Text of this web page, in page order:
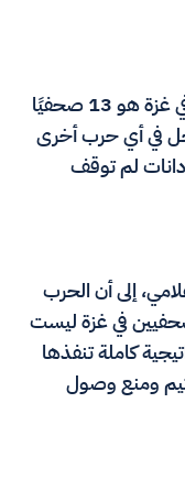
المتوسط الشهري لضحايا الصحفيين في غزة هو 13 صحفيًا
لم يسجل في أي حرب أخرى
لم توقف
إلى أن الحرب
في غزة ليست
كاملة تنفذها
ومنع وصول